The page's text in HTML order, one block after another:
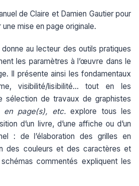
de Claire et Damien Gautier pour
mise en page originale.
au lecteur des outils pratiques
les paramètres à l’œuvre dans le
Il présente ainsi les fondamentaux
visibilité/lisibilité… tout en les
sélection de travaux de graphistes
en page(s), etc.explore tous les
d’un livre, d’une affiche ou d’un
: de l’élaboration des grilles en
des couleurs et des caractères et
commentés expliquent les